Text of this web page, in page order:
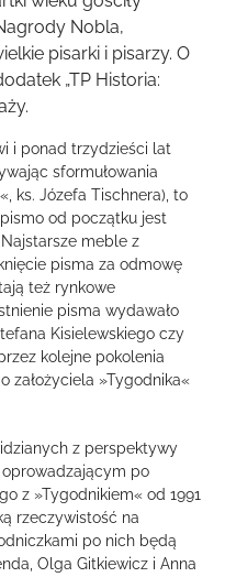
Nobla,
pisarki i pisarzy. O
„TP Historia:
i ponad trzydzieści lat
sformułowania
ks. Józefa Tischnera), to
od początku jest
meble z
pisma za odmowę
też rynkowe
pisma wydawało
Kisielewskiego czy
kolejne pokolenia
założyciela »Tygodnika«
z perspektywy
po
z »Tygodnikiem« od 1991
rzeczywistość na
po nich będą
Olga Gitkiewicz i Anna